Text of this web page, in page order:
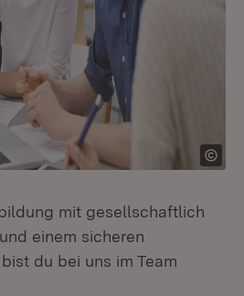
mit gesellschaftlich
einem sicheren
du bei uns im Team